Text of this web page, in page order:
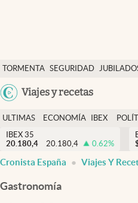
TORMENTA SEGURIDAD
Viajes y recetas
Economía y finanzas
Política
Actualidad
Criptomonedas
España
ULTIMAS
NOTICIAS
ECONOMÍA
FINANZAS
IBEX
EURO
IBEX 35
20.180,4
20.180,4 0.62%
Cronista España Viajes Y
Gastronomía